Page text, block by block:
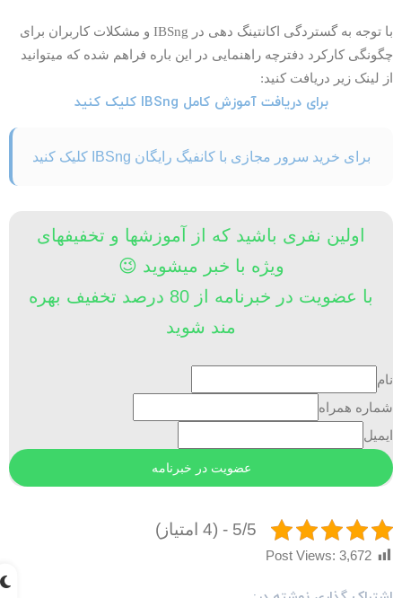
با توجه به گستردگی اکانتینگ دهی در IBSng و مشکلات کاربران برای
کارکرد دفترچه راهنمایی در این باره فراهم شده که میتوانید
لینک زیر دریافت کنید:
برای دریافت آموزش کامل IBSng کلیک کنید
برای خرید سرور مجازی با کانفیگ رایگان IBSng کلیک کنید
اولین نفری باشید که از آموزشها و تخفیفهای
ویژه با خبر میشوید 😉
با عضویت در خبرنامه از 80 درصد تخفیف بهره
مند شوید
همراه
5/5 - (4 امتیاز)
Post Views: 3,672